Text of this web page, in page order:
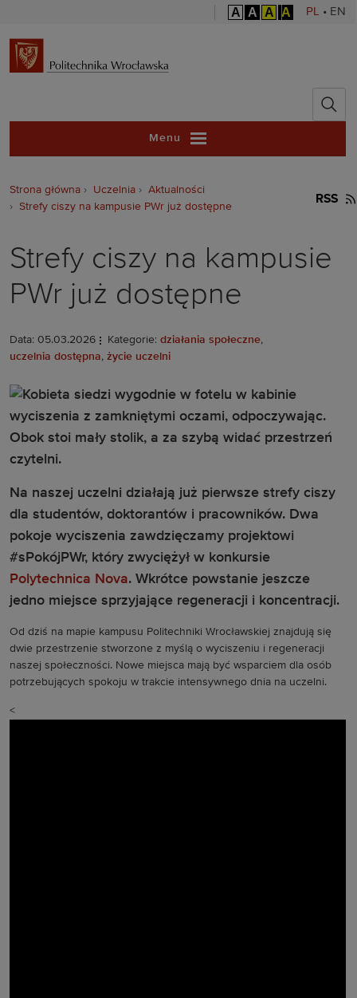
A A A A PL • EN
Politechnika
Menu
Strona główna Uczelnia
Aktualności
Strefy ciszy na kampusie PWr już dostępne
RSS
Strefy ciszy na kampusie
PWr już dostępne
Data: 05.03.2026 Kategorie: działania społeczne,
uczelnia dostępna, życie uczelni
Na naszej uczelni działają już pierwsze strefy ciszy
dla studentów, doktorantów i pracowników. Dwa
pokoje wyciszenia zawdzięczamy projektowi
#sPokójPWr, który zwyciężył w konkursie
Polytechnica Nova. Wkrótce powstanie jeszcze
jedno miejsce sprzyjające regeneracji i koncentracji.
Od dziś na mapie kampusu Politechniki Wrocławskiej znajdują się
dwie przestrzenie stworzone z myślą o wyciszeniu i regeneracji
naszej społeczności. Nowe miejsca mają być wsparciem dla osób
potrzebujących spokoju w trakcie intensywnego dnia na uczelni.
<